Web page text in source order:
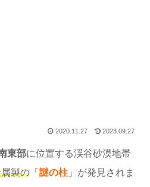
2020.11.27 2023.09.27
東部に位置する渓谷砂漠地帯
製の 「 謎の柱 」が発見されま